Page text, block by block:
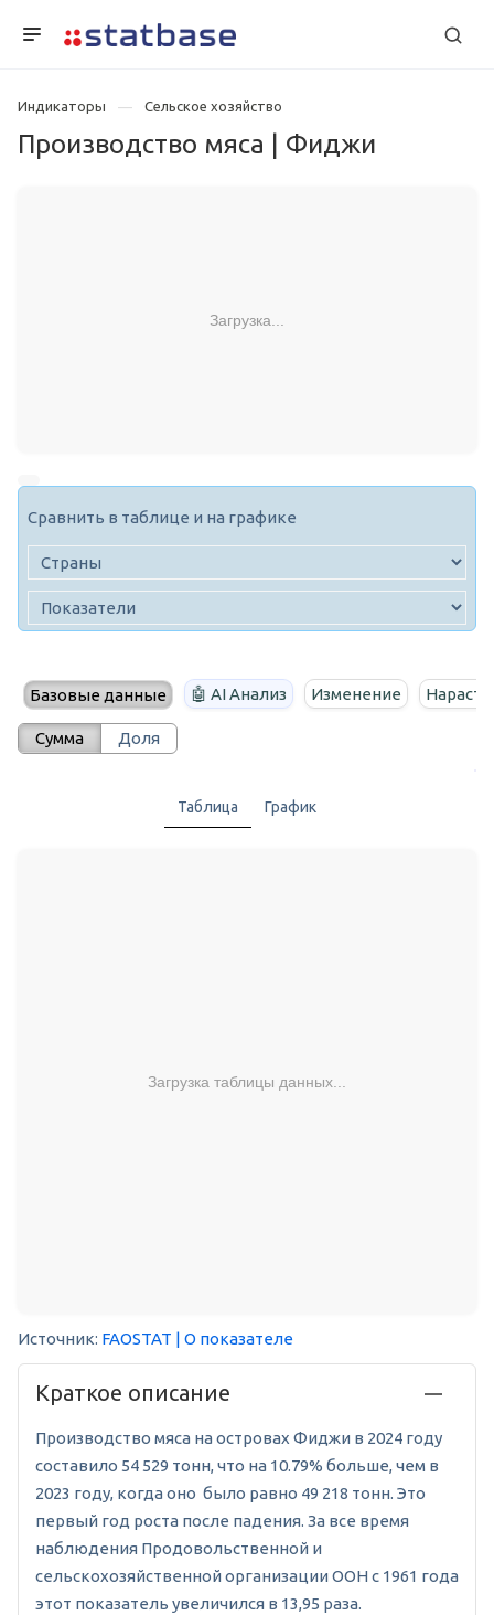
Индикаторы Сельское хозяйство
Производство мяса | Фиджи
Загрузка...
Сравнить в таблице и на графике
Базовые данные 🤖 AI Анализ Изменение
Сумма Доля
Таблица График
Загрузка таблицы данных...
Источник: FAOSTAT | О показателе
Краткое описание
Производство мяса на островах Фиджи в 2024 году
составило 54 529 тонн, что на 10.79% больше, чем в
2023 году, когда оно было равно 49 218 тонн. Это
первый год роста после падения. За все время
наблюдения Продовольственной и
сельскохозяйственной организации ООН с 1961 года
этот показатель увеличился в 13,95 раза.